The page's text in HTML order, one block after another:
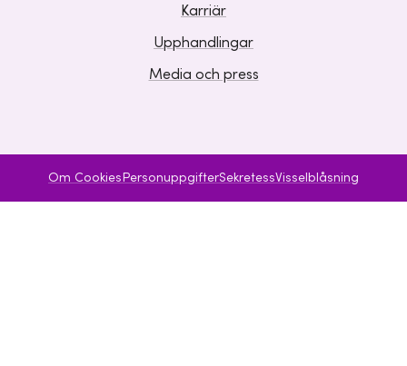
Karriär
Upphandlingar
Media och press
Om CookiesPersonuppgifterSekretessVisselblåsning